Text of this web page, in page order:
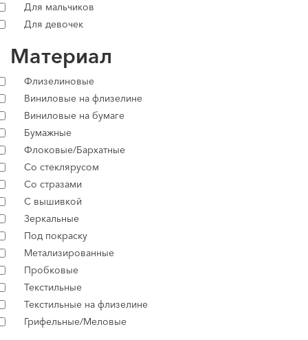
Для мальчиков
Для девочек
Материал
Флизелиновые
Виниловые на флизелине
Виниловые на бумаге
Бумажные
Флоковые/Бархатные
Со стеклярусом
Со стразами
С вышивкой
Зеркальные
Под покраску
Метализированные
Пробковые
Текстильные
Текстильные на флизелине
Грифельные/Меловые